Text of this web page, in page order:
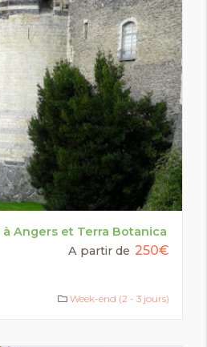
Angers et Terra Botanica
A partir de 250€
Week-end (2 - 3 jours)